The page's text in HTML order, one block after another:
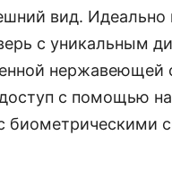
вид.
с уникальным
нержавеющей
с помощью
биометрическими